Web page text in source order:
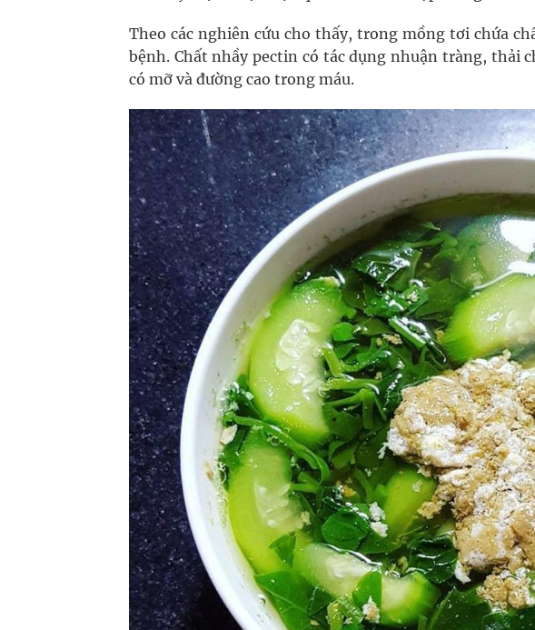
Theo các nghiên cứu cho thấy, trong mồng tơi chứa
bệnh. Chất nhầy pectin có tác dụng nhuận tràng, thải
có mỡ và đường cao trong máu.